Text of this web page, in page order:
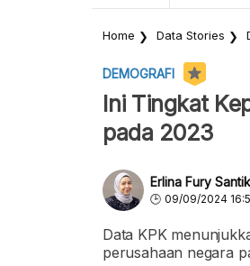
Home Data Stories
DEMOGRAFI
Ini Tingkat
pada 2023
Erlina Fury
09/09/2024
Data KPK
perusahaan negara